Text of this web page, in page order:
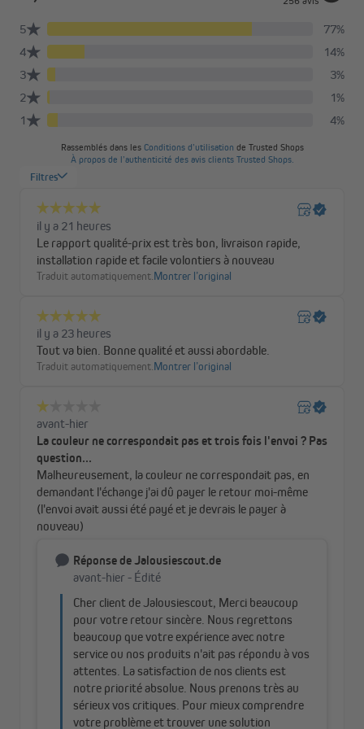
Deux versions pour répondre à vos besoins
Tissu occultant classique: le storeTenebra
au dos, assorti à la couleur de la face avant. Résultat : une
obscurité parfaite et une finition élégante.
Tissu occultant thermique: en plus d’un obscurcissement
total, cette version bénéficie d’un
revêtement thermique
argenté. Celui-ci agit comme une barrière isolante : en été, il
repousse la chaleur extérieure pour garder vos pièces
fraîches, en hiver, il empêche la chaleur intérieure de
d’énergie.
Quelle que soit la version choisie, le store occultantTenebra
offre un sommeil réparateur et un intérieur parfaitement
Chezdomondo, nous attachons une grande importance
à la qualité. Malgré une fabrication soignée et un